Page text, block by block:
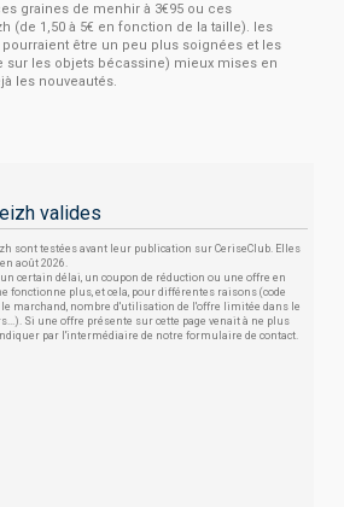
graines de menhir à 3€95 ou ces
(de 1,50 à 5€ en fonction de la taille). les
être un peu plus soignées et les
sur les objets bécassine) mieux mises en
les nouveautés.
valides
sont testées avant leur publication sur CeriseClub. Elles
août 2026.
certain délai, un coupon de réduction ou une offre en
fonctionne plus, et cela, pour différentes raisons (code
marchand, nombre d'utilisation de l'offre limitée dans le
Si une offre présente sur cette page venait à ne plus
par l'intermédiaire de notre formulaire de contact.